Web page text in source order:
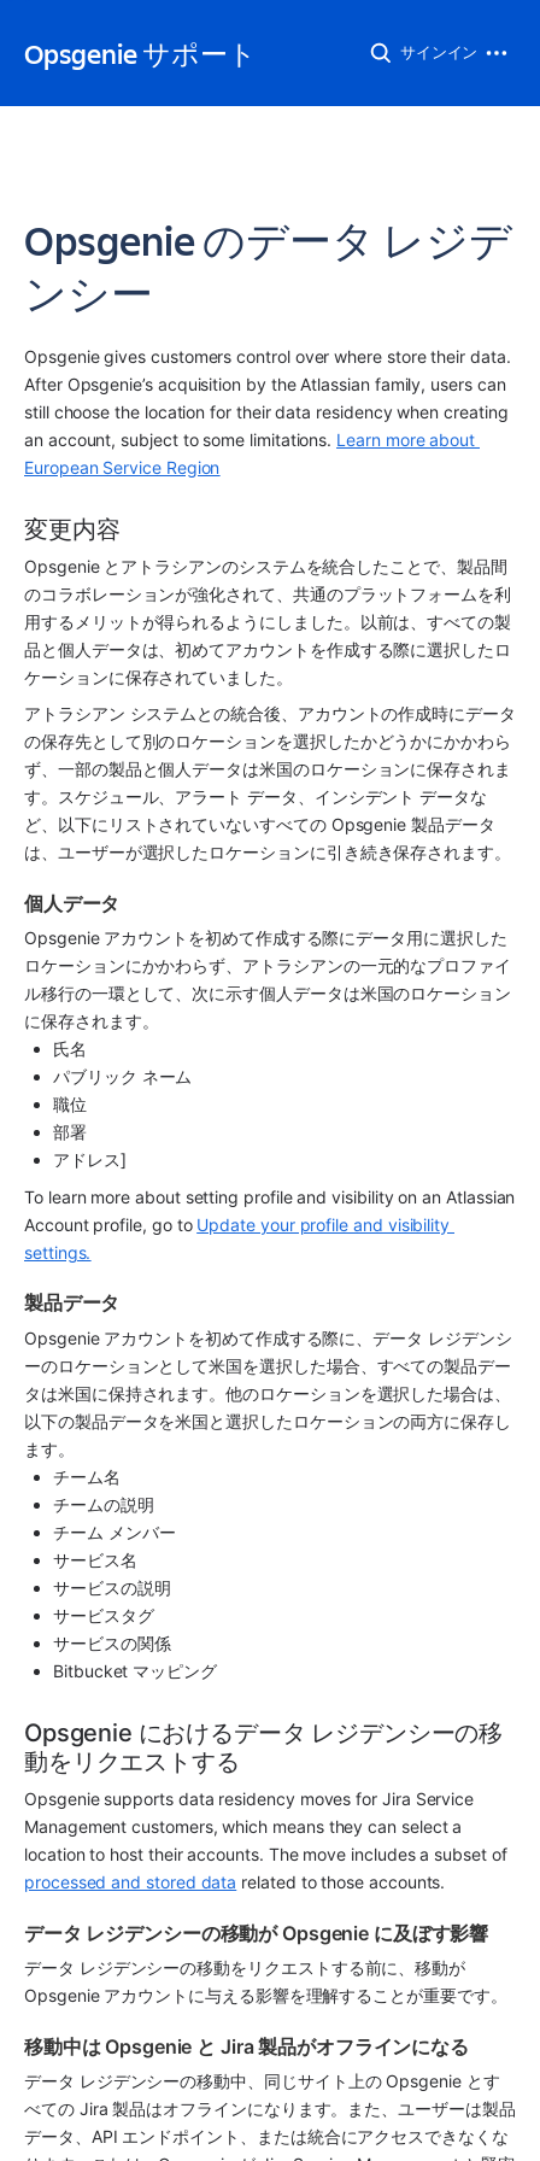
Opsgenie サポート サインイン
Opsgenie のデータ レジデ
ンシー
Opsgenie gives customers control over where store their data.
After Opsgenie’s acquisition by the Atlassian family, users can
still choose the location for their data residency when creating
an account, subject to some limitations. Learn more about
European Service Region
変更内容
Opsgenie とアトラシアンのシステムを統合したことで、製品間
のコラボレーションが強化されて、共通のプラットフォームを利
用するメリットが得られるようにしました。以前は、すべての製
品と個人データは、初めてアカウントを作成する際に選択したロ
ケーションに保存されていました。
アトラシアン システムとの統合後、アカウントの作成時にデータ
の保存先として別のロケーションを選択したかどうかにかかわら
ず、一部の製品と個人データは米国のロケーションに保存されま
す。スケジュール、アラート データ、インシデント データな
ど、以下にリストされていないすべての Opsgenie 製品データ
は、ユーザーが選択したロケーションに引き続き保存されます。
個人データ
Opsgenie アカウントを初めて作成する際にデータ用に選択した
ロケーションにかかわらず、アトラシアンの一元的なプロファイ
ル移行の一環として、次に示す個人データは米国のロケーション
に保存されます。
氏名
パブリック ネーム
職位
部署
アドレス]
To learn more about setting profile and visibility on an Atlassian
Account profile, go to Update your profile and visibility
settings.
製品データ
Opsgenie アカウントを初めて作成する際に、データ レジデンシ
ーのロケーションとして米国を選択した場合、すべての製品デー
タは米国に保持されます。他のロケーションを選択した場合は、
以下の製品データを米国と選択したロケーションの両方に保存し
ます。
チーム名
チームの説明
チーム メンバー
サービス名
サービスの説明
サービスタグ
サービスの関係
Bitbucket マッピング
Opsgenie におけるデータ レジデンシーの移
動をリクエストする
Opsgenie supports data residency moves for Jira Service
Management customers, which means they can select a
location to host their accounts. The move includes a subset of
processed and stored data related to those accounts.
データ レジデンシーの移動が Opsgenie に及ぼす影響
データ レジデンシーの移動をリクエストする前に、移動が
Opsgenie アカウントに与える影響を理解することが重要です。
移動中は Opsgenie と Jira 製品がオフラインになる
データ レジデンシーの移動中、同じサイト上の Opsgenie とす
べての Jira 製品はオフラインになります。また、ユーザーは製品
データ、API エンドポイント、または統合にアクセスできなくな